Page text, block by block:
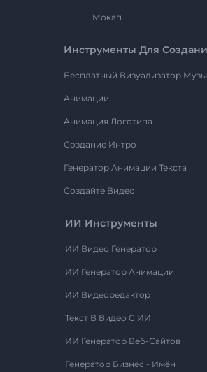
Мокап
Инструменты Для
Бесплатный Визуализатор
Анимации
Анимация Логотипа
Создание Интро
Генератор Анимации Текста
Создайте Видео
ИИ Инструменты
ИИ Видео Генератор
ИИ Генератор Анимации
ИИ Видеоредактор
Текст В Видео С ИИ
ИИ Генератор Веб-Сайтов
Генератор Бизнес - Имён